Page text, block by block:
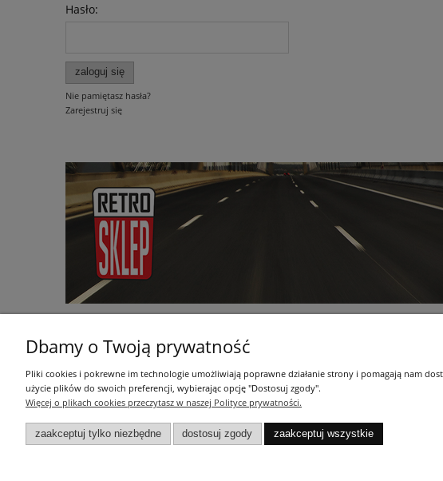
Hasło:
zaloguj się
Nie pamiętasz hasła?
Zarejestruj się
Regulamin
Zwroty i reklamacje
Sposoby płatności
Dbamy o Twoją prywatność
Pliki cookies i pokrewne im technologie umożliwiają poprawne działanie strony i pomagają nam
użycie plików do swoich preferencji, wybierając opcję "Dostosuj zgody".
Więcej o plikach cookies przeczytasz w naszej Polityce prywatności.
zaakceptuj tylko niezbędne dostosuj zgody zaakceptuj wszystkie